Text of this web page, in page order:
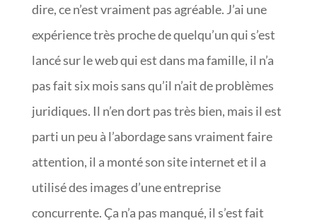
dire, ce n’est vraiment pas agréable. J’ai une
expérience très proche de quelqu’un qui s’est
lancé sur le web qui est dans ma famille, il n’a
pas fait six mois sans qu’il n’ait de problèmes
juridiques. Il n’en dort pas très bien, mais il est
parti un peu à l’abordage sans vraiment faire
attention, il a monté son site internet et il a
utilisé des images d’une entreprise
concurrente. Ça n’a pas manqué, il s’est fait